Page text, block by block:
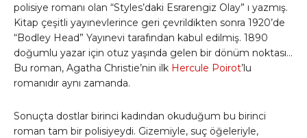
polisiye romanı olan “Styles’daki Esrarengiz Olay” ı yazmış.
Kitap çeşitli yayınevlerince geri çevrildikten sonra 1920’de
“Bodley Head” Yayınevi tarafından kabul edilmiş. 1890
doğumlu yazar için otuz yaşında gelen bir dönüm noktası…
Bu roman, Agatha Christie’nin ilk Hercule Poirot’lu
romanıdır aynı zamanda.
Sonuçta dostlar birinci kadından okuduğum bu birinci
roman tam bir polisiyeydi. Gizemiyle, suç öğeleriyle,